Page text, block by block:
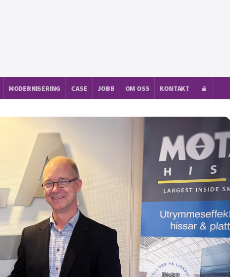
MODERNISERING CASE JOBB OM OSS KONTAKT